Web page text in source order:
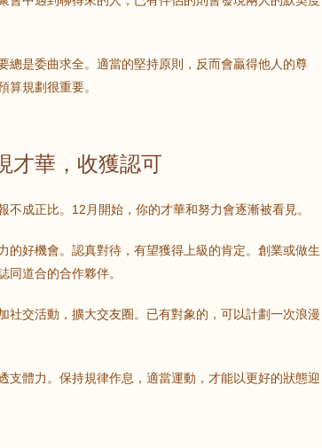
總是委曲求全。適當的堅持原則，反而會贏得他人的尊
算規劃很重要。
才華，收獲認可
成正比。12月開始，你的才華和努力會逐漸被看見。
的好機會。認真對待，有望獲得上級的肯定。創業或做生
道合的合作夥伴。
社交活動，擴大交友圈。已有對象的，可以計劃一次浪漫
支體力。保持規律作息，適當運動，才能以更好的狀態迎
猴 雞 狗